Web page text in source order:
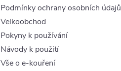
Podmínky ochrany osobních údajů
Velkoobchod
Pokyny k používání
Návody k použití
Vše o e-kouření